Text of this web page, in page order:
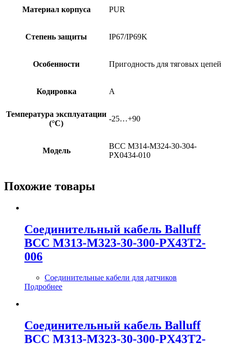
Материал корпуса PUR
Степень защиты IP67/IP69K
Особенности Пригодность для тяговых цепей
Кодировка A
Температура эксплуатации
(°C)
-25…+90
Модель
BCC M314-M324-30-304-
PX0434-010
Похожие товары
Соединительный кабель Balluff
BCC M313-M323-30-300-PX43T2-
006
Соединительные кабели для датчиков
Подробнее
Соединительный кабель Balluff
BCC M313-M323-30-300-PX43T2-